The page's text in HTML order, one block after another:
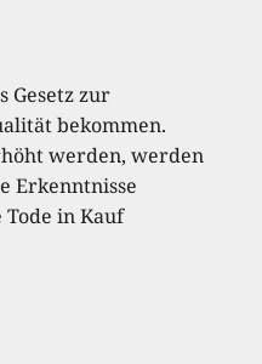
Gesetz zur
bekommen.
werden, werden
Erkenntnisse
in Kauf